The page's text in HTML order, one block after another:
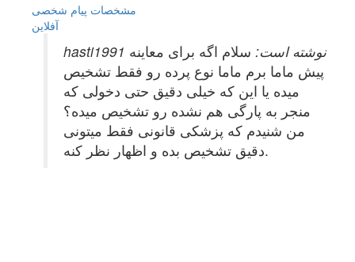
مشخصات پیام شخصی
آفلاين
hasti1991 نوشته است: سلام اگه برای معاینه
پیش ماما برم ماما نوع پرده رو فقط تشخیص
میده یا این که خیلی دقیق حتی دخولی که
منجر به پارگی هم نشده رو تشخیص میده؟
من شنیدم که پزشکی قانونی فقط میتونی
دقیق تشخیص بده و اظهار نظر کنه.